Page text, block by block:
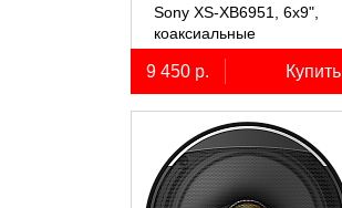
Sony XS-XB6951, 6х9",
коаксиальные
пятиполосные, 2 шт.
9 450 р. Купить